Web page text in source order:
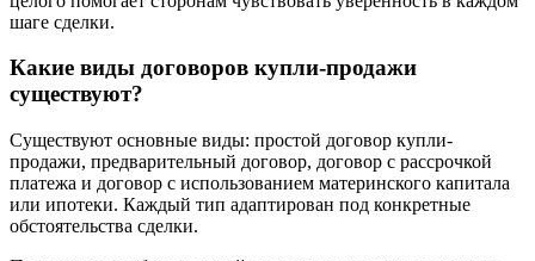
шаге сделки.
Какие виды договоров купли-продажи
существуют?
Существуют основные виды: простой договор купли-
продажи, предварительный договор, договор с рассрочкой
платежа и договор с использованием материнского капитала
или ипотеки. Каждый тип адаптирован под конкретные
обстоятельства сделки.